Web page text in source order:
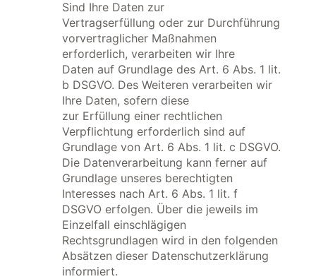
Sind Ihre Daten zur
Vertragserfüllung oder zur Durchführung
vorvertraglicher Maßnahmen
erforderlich, verarbeiten wir Ihre
Daten auf Grundlage des Art. 6 Abs. 1 lit.
b DSGVO. Des Weiteren verarbeiten wir
Ihre Daten, sofern diese
zur Erfüllung einer rechtlichen
Verpflichtung erforderlich sind auf
Grundlage von Art. 6 Abs. 1 lit. c DSGVO.
Die Datenverarbeitung kann ferner auf
Grundlage unseres berechtigten
Interesses nach Art. 6 Abs. 1 lit. f
DSGVO erfolgen. Über die jeweils im
Einzelfall einschlägigen
Rechtsgrundlagen wird in den folgenden
Absätzen dieser Datenschutzerklärung
informiert.